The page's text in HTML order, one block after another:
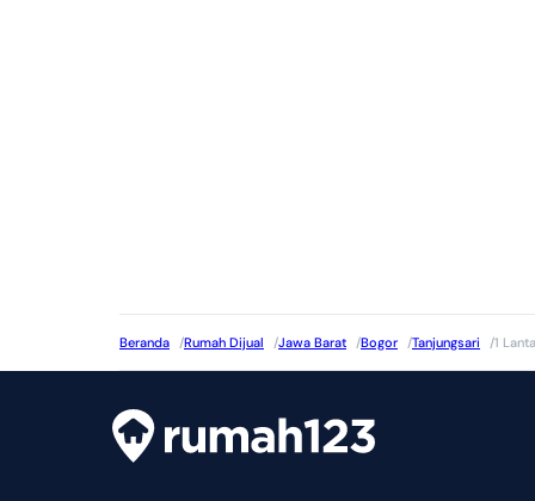
Beranda /Rumah Dijual /Jawa Barat /Bogor /Tanjungsari /1